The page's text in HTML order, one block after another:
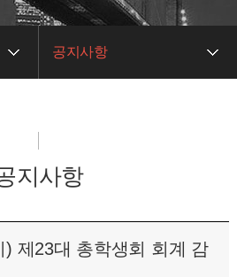
공지사항
커뮤니티
지사항
) 제23대 총학생회 회계 감